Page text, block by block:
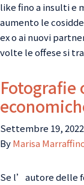
like fino a insulti e
aumento le
ex o ai nuovi
volte le offese si
Fotografie
Settembre 19, 2022
ByMarisa
Se l’autore delle